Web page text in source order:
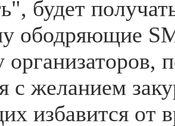
будет
ободряющие
организаторов,
с желанием
избавится от